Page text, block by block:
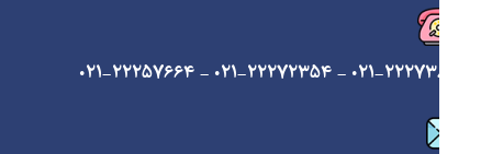
۰۲۱-۲۲۲۷۳۸۲۶ -۰۲۱-۲۲۲۷۲۳۵۴ -۰۲۱-۲۲۲۵۷۶۶۴